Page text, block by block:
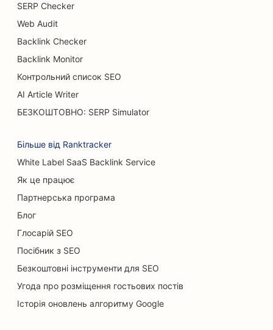
SEO для пивоварень
SEO для кафе
SEO для опікових хірургів
SEO для автосалонів
SEO для ресторанів швидкого харчування
SEO для хіропрактиків
SEO для послуг хімічного пілінгу
SERP Checker
Web Audit
Backlink Checker
Backlink Monitor
Контрольний список SEO
AI Article Writer
БЕЗКОШТОВНО: SERP Simulator
Більше від Ranktracker
White Label SaaS Backlink Service
Як це працює
Партнерська програма
Блог
Глосарій SEO
Посібник з SEO
Безкоштовні інструменти для SEO
Угода про розміщення гостьових постів
Історія оновлень алгоритму Google